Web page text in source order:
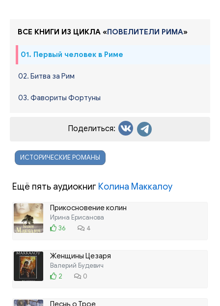
ВСЕ КНИГИ ИЗ ЦИКЛА «ПОВЕЛИТЕЛИ РИМА»
01. Первый человек в Риме
02. Битва за Рим
03. Фавориты Фортуны
Поделиться:
ИСТОРИЧЕСКИЕ РОМАНЫ
Ещё пять аудиокниг Колина Маккалоу
Прикосновение колин
Ирина Ерисанова
36
4
Женщины Цезаря
Валерий Будевич
2
0
Песнь о Трое